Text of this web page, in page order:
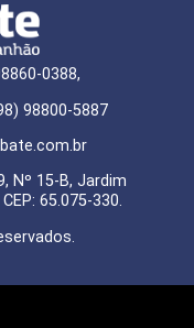
0388,
98800-5887
Nº 15-B, Jardim
65.075-330.